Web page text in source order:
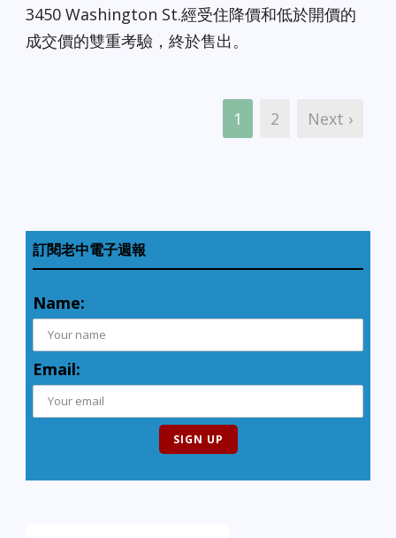
3450 Washington St.經受住降價和低於開價的
成交價的雙重考驗，終於售出。
1 2 Next ›
訂閱老中電子週報
Name:
Email: